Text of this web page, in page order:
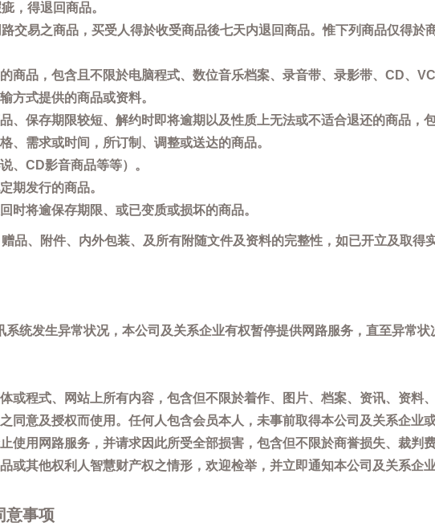
，得退回商品。
交易之商品，买受人得於收受商品後七天内退回商品。惟下列商品仅得
商品，包含且不限於电脑程式、数位音乐档案、录音带、录影带、CD、
方式提供的商品或资料。
、保存期限较短、解约时即将逾期以及性质上无法或不适合退还的商品，
、需求或时间，所订制、调整或送达的商品。
、CD影音商品等等）。
期发行的商品。
时将逾保存期限、或已变质或损坏的商品。
品、附件、内外包装、及所有附随文件及资料的完整性，如已开立及取
统发生异常状况，本公司及关系企业有权暂停提供网路服务，直至异常状
或程式、网站上所有内容，包含但不限於着作、图片、档案、资讯、资料
同意及授权而使用。任何人包含会员本人，未事前取得本公司及关系企业
使用网路服务，并请求因此所受全部损害，包含但不限於商誉损失、裁判费
或其他权利人智慧财产权之情形，欢迎检举，并立即通知本公司及关系企
意事项